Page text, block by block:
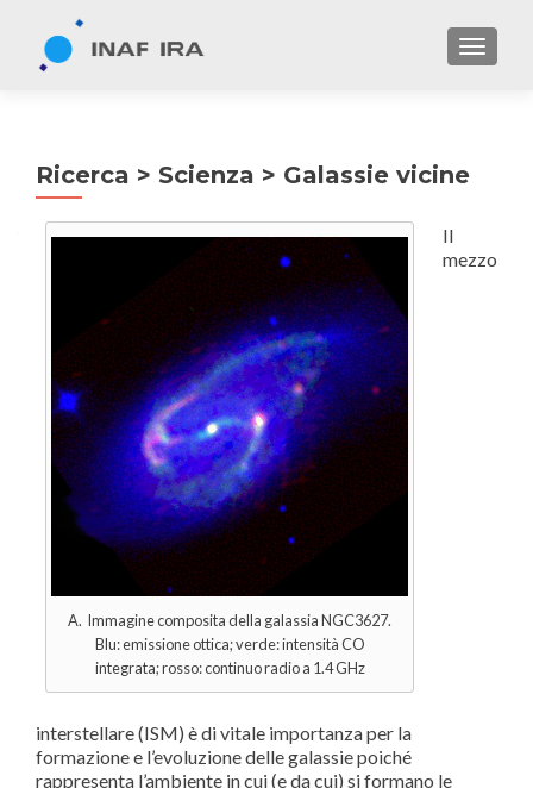
Ricerca > Scienza > Galassie vicine
A. Immagine composita della galassia NGC3627.
Blu: emissione ottica; verde: intensità CO
integrata; rosso: continuo radio a 1.4 GHz
Il
mezzo
interstellare (ISM) è di vitale importanza per la
formazione e l’evoluzione delle galassie poiché
rappresenta l’ambiente in cui (e da cui) si formano le